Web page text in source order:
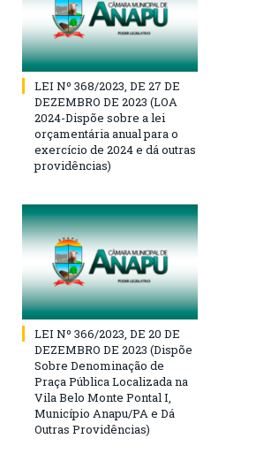
LEI Nº 368/2023, DE 27 DE
DEZEMBRO DE 2023 (LOA
2024-Dispõe sobre a lei
orçamentária anual para o
exercício de 2024 e dá outras
providências)
LEI Nº 366/2023, DE 20 DE
DEZEMBRO DE 2023 (Dispõe
Sobre Denominação de
Praça Pública Localizada na
Vila Belo Monte Pontal I,
Município Anapu/PA e Dá
Outras Providências)